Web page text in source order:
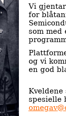
Vi
for
som med
og vi
en god
spesielle